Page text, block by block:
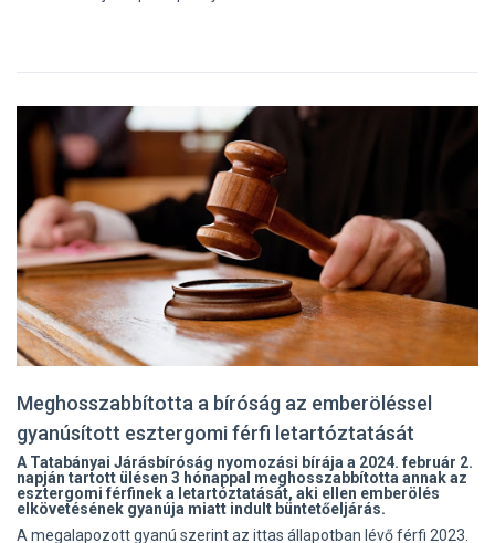
Meghosszabbította a bíróság az emberöléssel
gyanúsított esztergomi férfi letartóztatását
A Tatabányai Járásbíróság nyomozási bírája a 2024. február 2.
napján tartott ülésen 3 hónappal meghosszabbította annak az
esztergomi férfinek a letartóztatását, aki ellen emberölés
elkövetésének gyanúja miatt indult büntetőeljárás.
A megalapozott gyanú szerint az ittas állapotban lévő férfi 2023.